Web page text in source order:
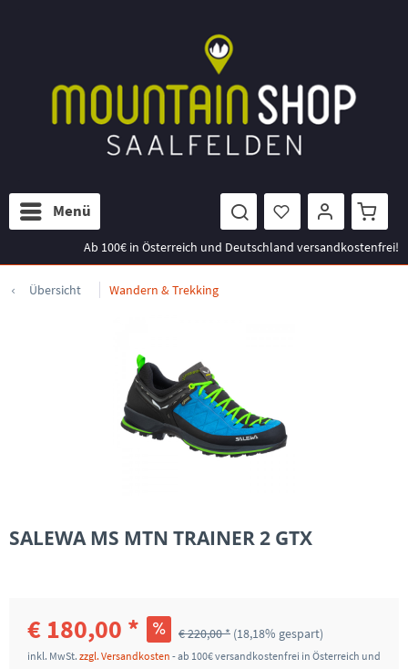
Menü
Ab 100€ in Österreich und Deutschland versandkostenfrei!
Übersicht Wandern & Trekking
SALEWA MS MTN TRAINER 2 GTX
€ 180,00 * € 220,00 * (18,18% gespart)
inkl. MwSt. zzgl. Versandkosten - ab 100€ versandkostenfrei in Österreich und